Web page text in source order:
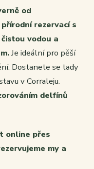
od
rezervací s
vodou a
Je ideální pro pěší
Dostanete se tady
v Corraleju.
delfínů
online přes
my a